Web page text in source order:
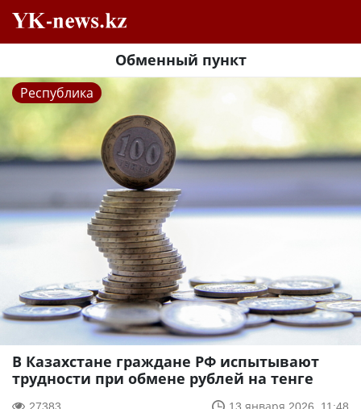
Обменный пункт
Республика
В Казахстане граждане РФ испытывают
трудности при обмене рублей на тенге